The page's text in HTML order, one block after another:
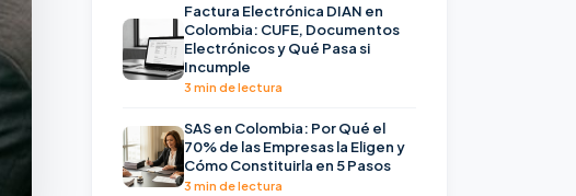
Factura Electrónica DIAN en
Colombia: CUFE, Documentos
Electrónicos y Qué Pasa si
Incumple
3 min de lectura
SAS en Colombia: Por Qué el
70% de las Empresas la Eligen y
Cómo Constituirla en 5 Pasos
3 min de lectura